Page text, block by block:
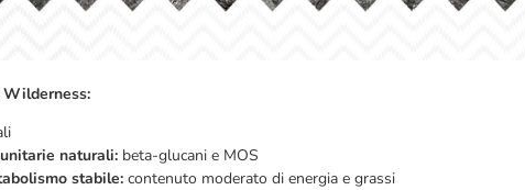
naturali: beta-glucani e MOS
stabile: contenuto moderato di energia e grassi